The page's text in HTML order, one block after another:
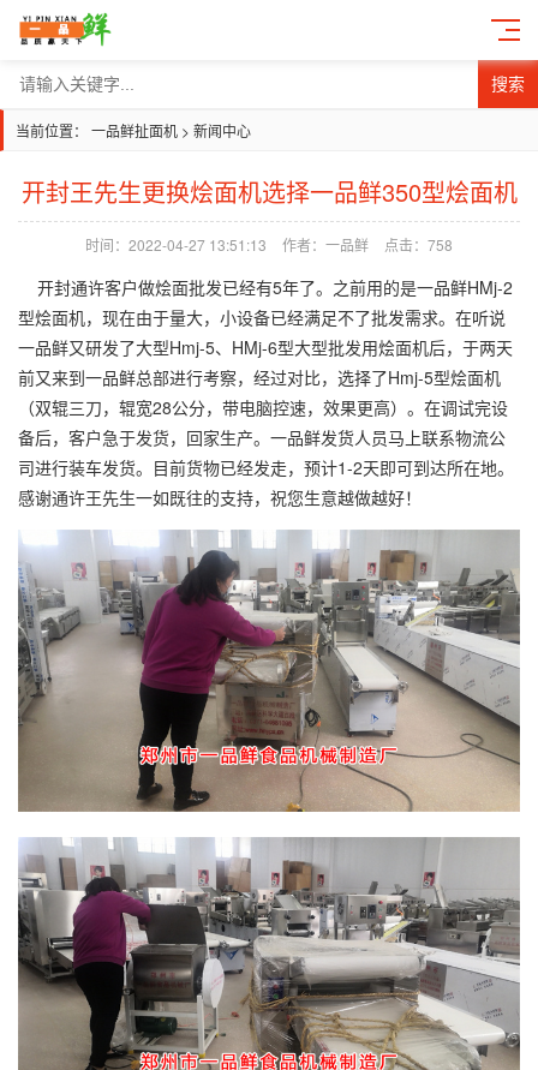
搜索
当前位置： 一品鲜扯面机 > 新闻中心
开封王先生更换烩面机选择一品鲜350型烩面机
时间：2022-04-27 13:51:13 作者：一品鲜 点击：758
开封通许客户做烩面批发已经有5年了。之前用的是一品鲜HMj-2
型烩面机，现在由于量大，小设备已经满足不了批发需求。在听说
一品鲜又研发了大型Hmj-5、HMj-6型大型批发用烩面机后，于两天
前又来到一品鲜总部进行考察，经过对比，选择了Hmj-5型烩面机
（双辊三刀，辊宽28公分，带电脑控速，效果更高）。在调试完设
备后，客户急于发货，回家生产。一品鲜发货人员马上联系物流公
司进行装车发货。目前货物已经发走，预计1-2天即可到达所在地。
感谢通许王先生一如既往的支持，祝您生意越做越好！